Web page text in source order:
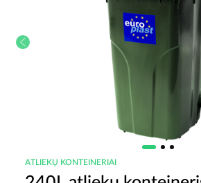
ATLIEKŲ KONTEINERIAI